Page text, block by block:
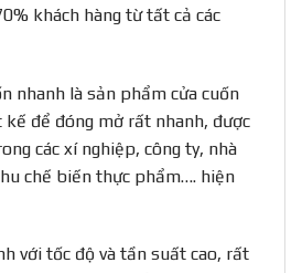
khách hàng từ tất cả các
nhanh là sản phẩm cửa cuốn
để đóng mở rất nhanh, được
các xí nghiệp, công ty, nhà
chế biến thực phẩm…. hiện
với tốc độ và tần suất cao, rất